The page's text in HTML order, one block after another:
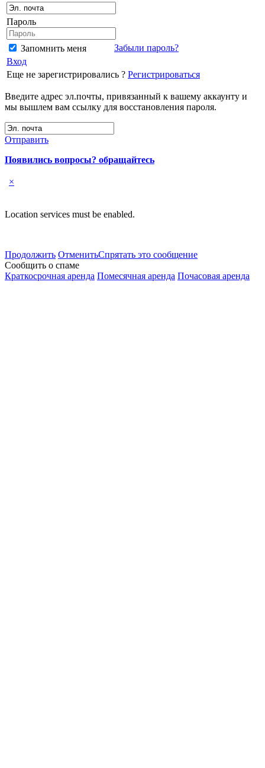
Пароль
Запомнить меня
Забыли пароль?
Вход
Еще не зарегистрировались ? Регистрироваться
Введите адрес эл.почты, привязанный к вашему аккаунту и
мы вышлем вам ссылку для восстановления пароля.
Отправить
Появились вопросы? обращайтесь
×
Location services must be enabled.
Продолжить ОтменитьСпрятать это сообщение
Сообщить о спаме
Краткосрочная аренда Помесячная аренда Почасовая аренда